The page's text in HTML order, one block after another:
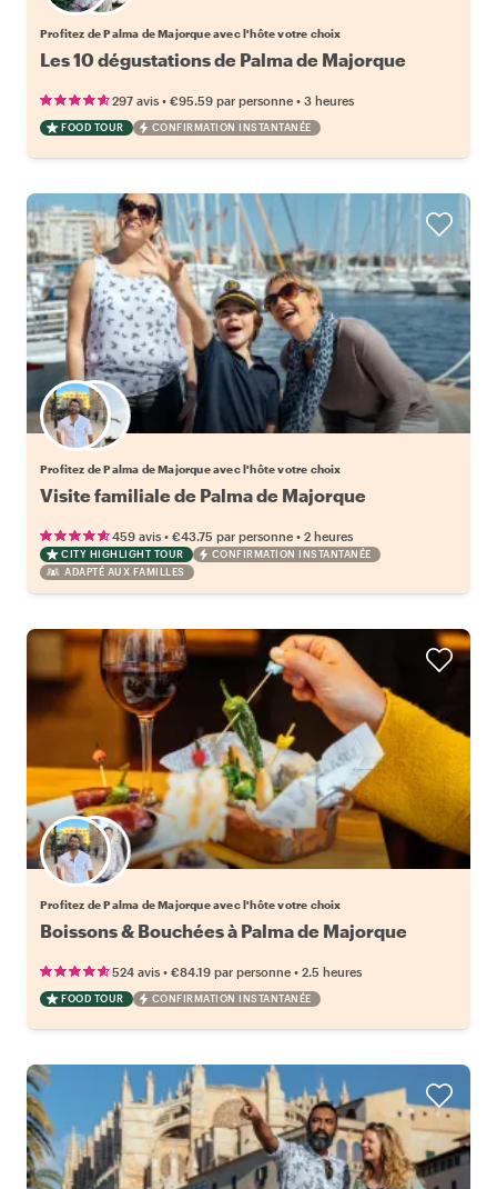
Profitez de Palma de Majorque avec l'hôte votre choix
Les 10 dégustations de Palma de Majorque
297 avis • €95.59 par personne • 3 heures
FOOD TOUR CONFIRMATION INSTANTANÉE
Choisissez votre local favori
Profitez de Palma de Majorque avec l'hôte votre choix
Visite familiale de Palma de Majorque
459 avis • €43.75 par personne • 2 heures
CITY HIGHLIGHT TOUR
CONFIRMATION INSTANTANÉE
ADAPTÉ AUX FAMILLES
Choisissez votre local favori
Profitez de Palma de Majorque avec l'hôte votre choix
Boissons & Bouchées à Palma de Majorque
524 avis • €84.19 par personne • 2.5 heures
FOOD TOUR CONFIRMATION INSTANTANÉE